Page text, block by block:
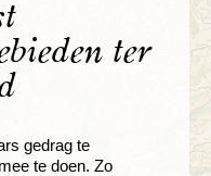
ter
gedrag te
te doen. Zo